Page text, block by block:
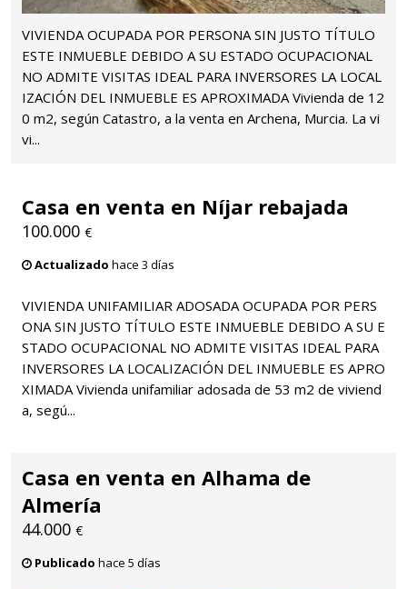
VIVIENDA OCUPADA POR PERSONA SIN JUSTO TÍTULO
ESTE INMUEBLE DEBIDO A SU ESTADO OCUPACIONAL
NO ADMITE VISITAS IDEAL PARA INVERSORES LA LOCAL
IZACIÓN DEL INMUEBLE ES APROXIMADA Vivienda de 12
0 m2, según Catastro, a la venta en Archena, Murcia. La vi
vi...
Casa en venta en Níjar rebajada
100.000 €
Actualizado hace 3 días
VIVIENDA UNIFAMILIAR ADOSADA OCUPADA POR PERS
ONA SIN JUSTO TÍTULO ESTE INMUEBLE DEBIDO A SU E
STADO OCUPACIONAL NO ADMITE VISITAS IDEAL PARA
INVERSORES LA LOCALIZACIÓN DEL INMUEBLE ES APRO
XIMADA Vivienda unifamiliar adosada de 53 m2 de viviend
a, segú...
Casa en venta en Alhama de
Almería
44.000 €
Publicado hace 5 días